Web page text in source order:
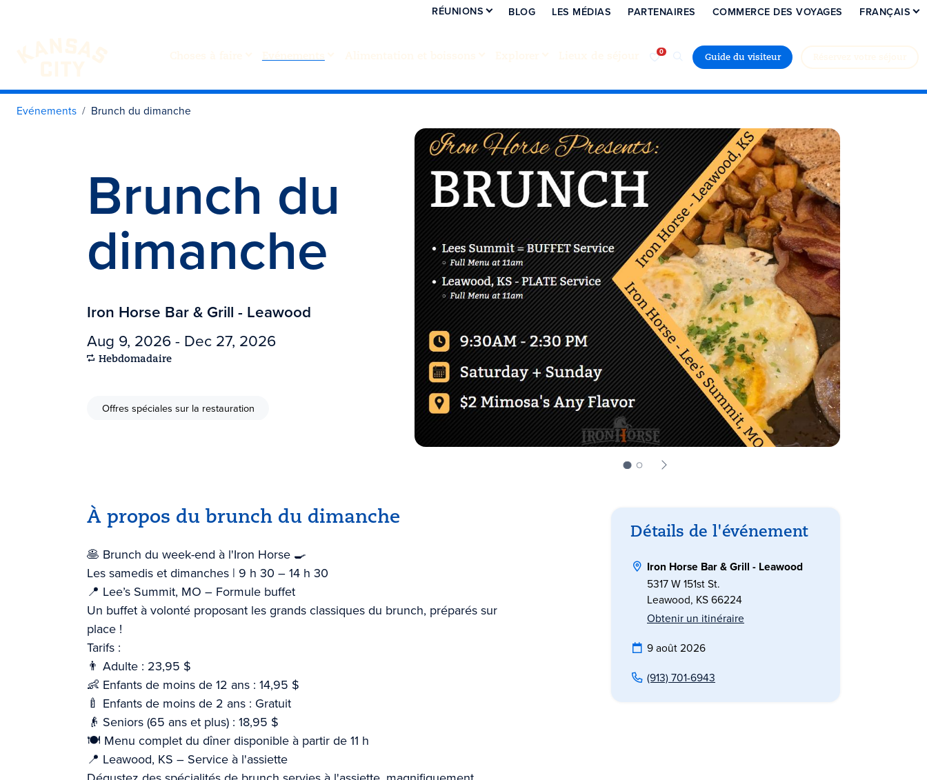
Visiter KC
Guide du visiteur
RÉUNIONS BLOG LES MÉDIAS PARTENAIRES COMMERCE DES VOYAGES FRANÇAIS
Skip to content
Evénements Brunch du dimanche
Brunch du
dimanche
Iron Horse Bar & Grill - Leawood
Aug 9, 2026 - Dec 27, 2026
Hebdomadaire
Offres spéciales sur la restauration
À propos du brunch du dimanche
🥞 Brunch du week-end à l'Iron Horse 🍳
Les samedis et dimanches | 9 h 30 – 14 h 30
📍 Lee’s Summit, MO – Formule buffet
Un buffet à volonté proposant les grands classiques du brunch, préparés sur
place !
Tarifs :
👨 Adulte : 23,95 $
👶 Enfants de moins de 12 ans : 14,95 $
🍼 Enfants de moins de 2 ans : Gratuit
👴 Seniors (65 ans et plus) : 18,95 $
🍽️ Menu complet du dîner disponible à partir de 11 h
📍 Leawood, KS – Service à l'assiette
Détails de l'événement
Iron Horse Bar & Grill - Leawood
5317 W 151st St.
Leawood, KS 66224
Obtenir un itinéraire
9 août 2026
(913) 701-6943